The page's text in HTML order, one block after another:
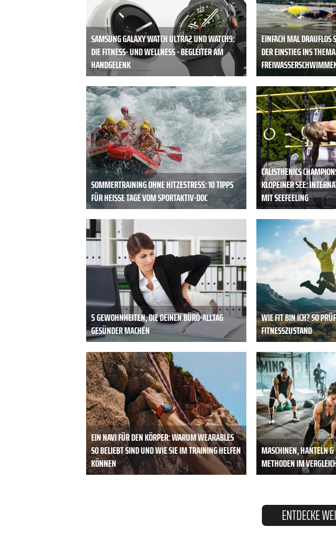
SAMSUNG GALAXY WATCH ULTRA2 UND WATCH9:
DIE FITNESS- UND WELLNESS - BEGLEITER AM
HANDGELENK
EINFACH MAL
DER EINSTIEG INS THEMA
SOMMERTRAINING OHNE HITZESTRESS: 10 TIPPS
FÜR HEISSE TAGE VOM SPORTAKTIV-DOC
CALISTHENICS
KLOPEINER SEE:
MIT SEEFEELING
5 GEWOHNHEITEN, DIE DEINEN BÜRO-ALLTAG
GESÜNDER MACHEN
WIE FIT BIN ICH? SO
FITNESSZUSTAND
EIN NAVI FÜR DEN KÖRPER: WARUM WEARABLES
SO BELIEBT SIND UND WIE SIE IM TRAINING HELFEN
KÖNNEN
MASCHINEN, HANTELN
METHODEN IM
ENTDECKE